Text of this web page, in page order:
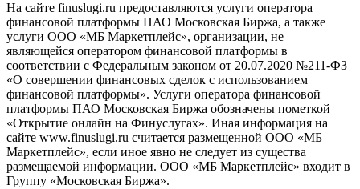
На сайте finuslugi.ru предоставляются услуги оператора
финансовой платформы ПАО Московская Биржа, а также
услуги ООО «МБ Маркетплейс», организации, не
являющейся оператором финансовой платформы в
соответствии с Федеральным законом от 20.07.2020 №211-ФЗ
«О совершении финансовых сделок с использованием
финансовой платформы». Услуги оператора финансовой
платформы ПАО Московская Биржа обозначены пометкой
«Открытие онлайн на Финуслугах». Иная информация на
сайте www.finuslugi.ru считается размещенной ООО «МБ
Маркетплейс», если иное явно не следует из существа
размещаемой информации. ООО «МБ Маркетплейс» входит в
Группу «Московская Биржа».